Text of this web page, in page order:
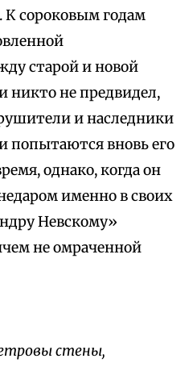
К сороковым годам
старой и новой
никто не предвидел,
и наследники
попытаются вновь его
однако, когда он
именно в своих
Невскому»
не омраченной
стены,